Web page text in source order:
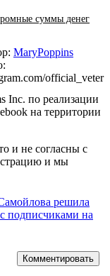
суммы денег
MaryPoppins
official_veter
Inc. по реализации
на территории
и не согласны с
и мы
решила
подписчиками на
Комментировать